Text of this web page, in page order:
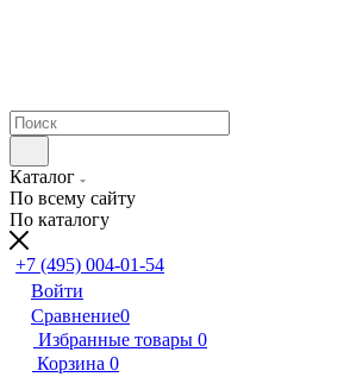
Каталог
По всему сайту
По каталогу
+7 (495) 004-01-54
Войти
Сравнение0
Избранные товары 0
Корзина 0